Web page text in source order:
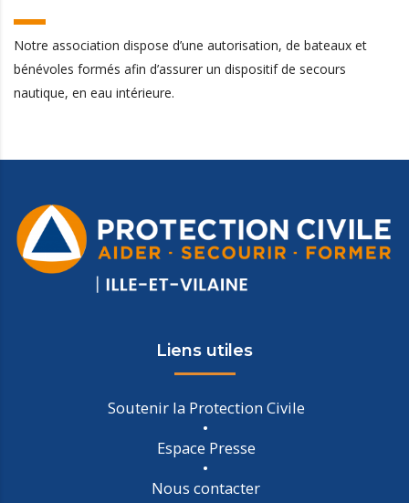
Notre association dispose d’une autorisation, de bateaux et
bénévoles formés afin d’assurer un dispositif de secours
nautique, en eau intérieure.
Liens utiles
Soutenir la Protection Civile
Espace Presse
Nous contacter